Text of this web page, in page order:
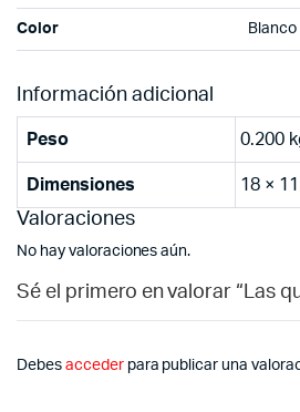
Color Blanco
Información adicional
Peso 0.200
Dimensiones 18 ×
Valoraciones
No hay valoraciones aún.
Sé el primero en valorar “Las
Debes accederpara publicar una